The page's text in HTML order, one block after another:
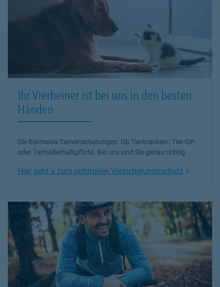
Ihr Vierbeiner ist bei uns in den besten
Händen
Die Barmenia Tierversicherungen. Ob Tierkranken-; Tier-OP-
oder Tierhalterhaftpflicht. Bei uns sind Sie genau richtig.
Hier geht´s zum optimalen Versicherungsschutz Link